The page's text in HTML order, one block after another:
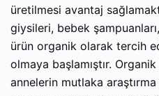
üretilmesi avantaj
giysileri, bebek
ürün organik olarak tercih
olmaya başlamıştır.
annelerin mutlaka